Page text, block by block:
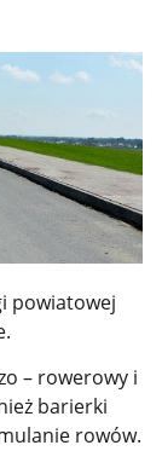
powiatowej
– rowerowy i
barierki
rowów.